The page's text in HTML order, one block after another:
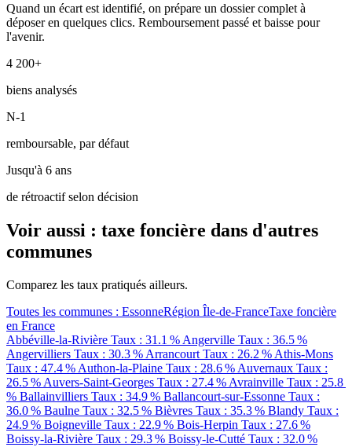
Quand un écart est identifié, on prépare un dossier complet à
déposer en quelques clics. Remboursement passé et baisse pour
l'avenir.
4 200+
biens analysés
N-1
remboursable, par défaut
Jusqu'à 6 ans
de rétroactif selon décision
Voir aussi : taxe foncière dans d'autres
communes
Comparez les taux pratiqués ailleurs.
Toutes les communes : EssonneRégion Île-de-FranceTaxe foncière
en France
Abbéville-la-Rivière Taux : 31.1 % Angerville Taux : 36.5 %
Angervilliers Taux : 30.3 % Arrancourt Taux : 26.2 % Athis-Mons
Taux : 47.4 % Authon-la-Plaine Taux : 28.6 % Auvernaux Taux :
26.5 % Auvers-Saint-Georges Taux : 27.4 % Avrainville Taux : 25.8
% Ballainvilliers Taux : 34.9 % Ballancourt-sur-Essonne Taux :
36.0 % Baulne Taux : 32.5 % Bièvres Taux : 35.3 % Blandy Taux :
24.9 % Boigneville Taux : 22.9 % Bois-Herpin Taux : 27.6 %
Boissy-la-Rivière Taux : 29.3 % Boissy-le-Cutté Taux : 32.0 %